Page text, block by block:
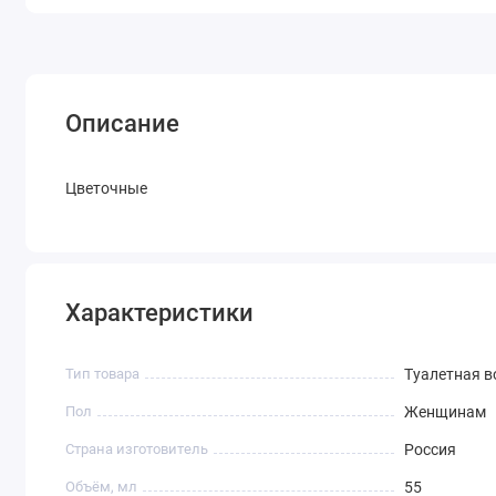
Описание
Цветочные
Характеристики
Тип товара Туалетная
Пол Женщинам
Страна изготовитель Россия
Объём, мл 55